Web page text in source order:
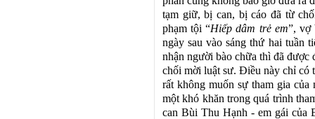
tạm giữ, bị can, bị cáo đã từ
phạm tội “Hiếp dâm trẻ em”, vợ
ngày sau vào sáng thứ hai tuần
nhận người bào chữa thì đã
chối mời luật sư. Điều này chỉ có
rất không muốn sự tham gia
một khó khăn trong quá trình
can Bùi Thu Hạnh - em gái của